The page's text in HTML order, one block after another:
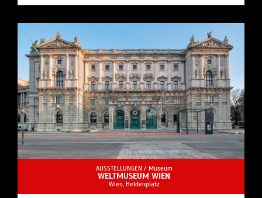
AUSSTELLUNGEN / Museum
WELTMUSEUM WIEN
Wien, Heldenplatz